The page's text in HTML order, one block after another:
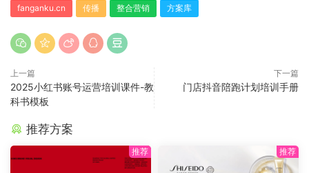
fanganku.cn 传播 整合营销 方案库
上一篇
2025小红书账号运营培训课件-教
科书模板
下一篇
门店抖音陪跑计划培训手册
推荐方案